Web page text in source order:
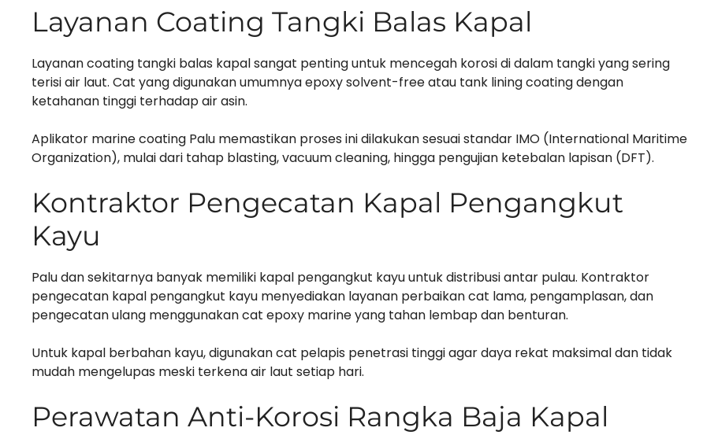
Layanan Coating Tangki Balas Kapal
Layanan coating tangki balas kapal sangat penting untuk mencegah korosi di dalam tangki yang sering
terisi air laut. Cat yang digunakan umumnya epoxy solvent-free atau tank lining coating dengan
ketahanan tinggi terhadap air asin.
Aplikator marine coating Palu memastikan proses ini dilakukan sesuai standar IMO (International Maritime
Organization), mulai dari tahap blasting, vacuum cleaning, hingga pengujian ketebalan lapisan (DFT).
Kontraktor Pengecatan Kapal Pengangkut
Kayu
Palu dan sekitarnya banyak memiliki kapal pengangkut kayu untuk distribusi antar pulau. Kontraktor
pengecatan kapal pengangkut kayu menyediakan layanan perbaikan cat lama, pengamplasan, dan
pengecatan ulang menggunakan cat epoxy marine yang tahan lembap dan benturan.
Untuk kapal berbahan kayu, digunakan cat pelapis penetrasi tinggi agar daya rekat maksimal dan tidak
mudah mengelupas meski terkena air laut setiap hari.
Perawatan Anti-Korosi Rangka Baja Kapal